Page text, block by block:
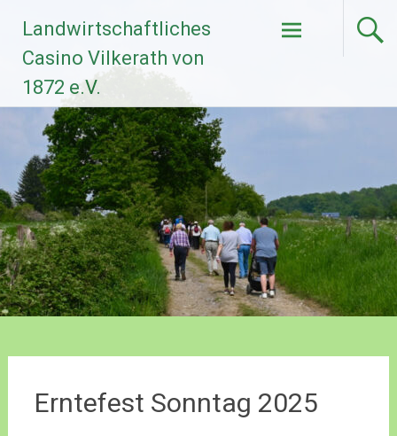
Inhalt
springen
Landwirtschaftliches
Casino Vilkerath von
1872 e.V.
Erntefest Sonntag 2025